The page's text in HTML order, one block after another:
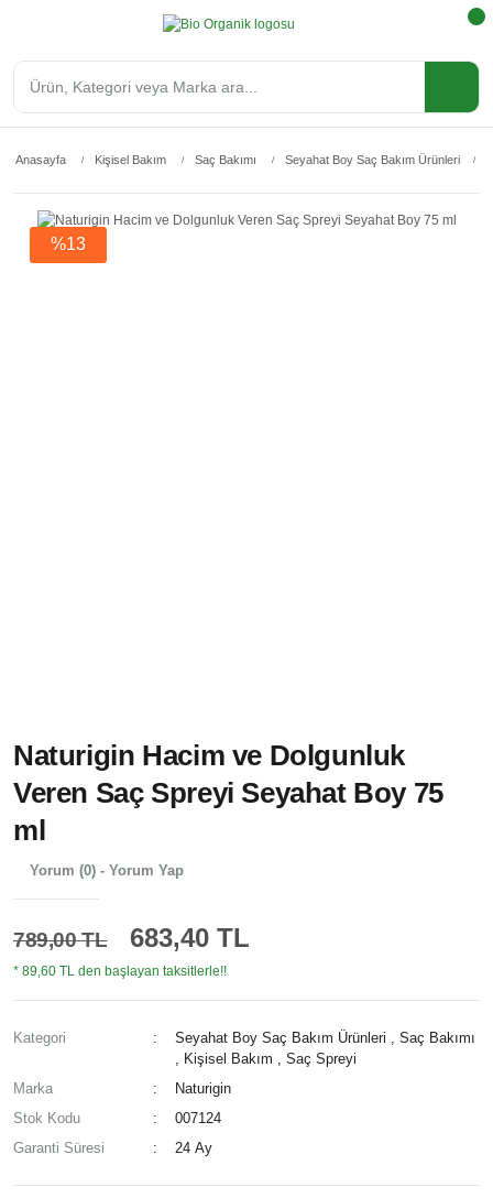
Anasayfa Kişisel Bakım Saç Bakımı Seyahat Boy Saç Bakım Ürünleri
%13
Naturigin Hacim ve Dolgunluk
Veren Saç Spreyi Seyahat Boy 75
ml
Yorum (0) - Yorum Yap
789,00 TL 683,40 TL
* 89,60 TL den başlayan taksitlerle!!
Kategori Seyahat Boy Saç Bakım Ürünleri ,Saç Bakımı
Kişisel Bakım ,Saç Spreyi
Marka
Naturigin
Stok Kodu
007124
Garanti Süresi
24 Ay